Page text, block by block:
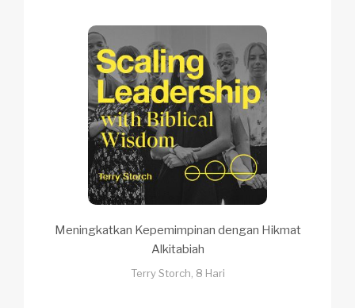
Meningkatkan Kepemimpinan dengan Hikmat
Alkitabiah
Terry Storch, 8 Hari